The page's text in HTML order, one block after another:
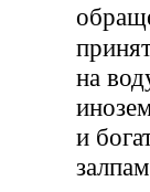
на
и